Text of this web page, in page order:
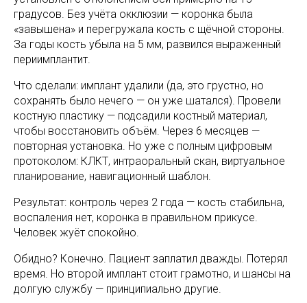
градусов. Без учёта окклюзии — коронка была
«завышена» и перегружала кость с щёчной стороны.
За годы кость убыла на 5 мм, развился выраженный
периимплантит.
Что сделали: имплант удалили (да, это грустно, но
сохранять было нечего — он уже шатался). Провели
костную пластику — подсадили костный материал,
чтобы восстановить объём. Через 6 месяцев —
повторная установка. Но уже с полным цифровым
протоколом: КЛКТ, интраоральный скан, виртуальное
планирование, навигационный шаблон.
Результат: контроль через 2 года — кость стабильна,
воспаления нет, коронка в правильном прикусе.
Человек жуёт спокойно.
Обидно? Конечно. Пациент заплатил дважды. Потерял
время. Но второй имплант стоит грамотно, и шансы на
долгую службу — принципиально другие.